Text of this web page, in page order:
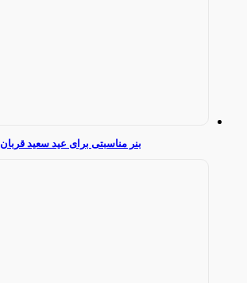
بنر مناسبتی برای عید سعید قربان